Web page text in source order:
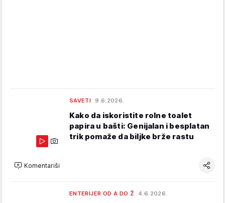
SAVETI 9.6.2026.
Kako da iskoristite rolne toalet
papira u bašti: Genijalan i besplatan
trik pomaže da biljke brže rastu
Komentariši
ENTERIJER OD A DO Ž 4.6.2026.